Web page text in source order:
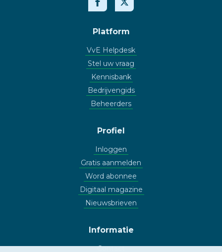
Platform
VvE Helpdesk
Stel uw vraag
Kennisbank
Bedrijvengids
Beheerders
Profiel
Inloggen
Gratis aanmelden
Word abonnee
Digitaal magazine
Nieuwsbrieven
Informatie
Contact